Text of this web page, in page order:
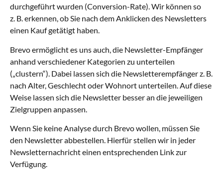
durchgeführt wurden (Conversion-Rate). Wir können so
z. B. erkennen, ob Sie nach dem Anklicken des Newsletters
einen Kauf getätigt haben.
Brevo ermöglicht es uns auch, die Newsletter-Empfänger
anhand verschiedener Kategorien zu unterteilen
(„clustern“). Dabei lassen sich die Newsletterempfänger z. B.
nach Alter, Geschlecht oder Wohnort unterteilen. Auf diese
Weise lassen sich die Newsletter besser an die jeweiligen
Zielgruppen anpassen.
Wenn Sie keine Analyse durch Brevo wollen, müssen Sie
den Newsletter abbestellen. Hierfür stellen wir in jeder
Newsletternachricht einen entsprechenden Link zur
Verfügung.